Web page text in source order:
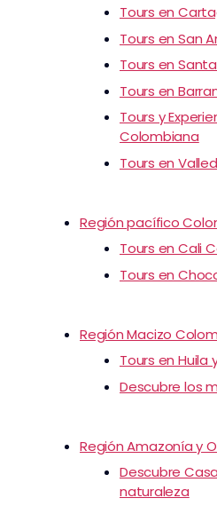
Tours en
Tours en San
Tours en
Tours en
Tours y
Colombiana
Tours en
Región pacífico
Tours en Cali
Tours en
Región Macizo
Tours en Huila
Descubre los
Región Amazonía y
Descubre
naturaleza